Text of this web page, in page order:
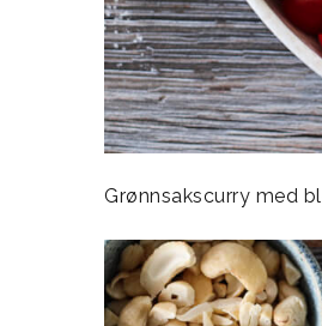
Grønnsakscurry med